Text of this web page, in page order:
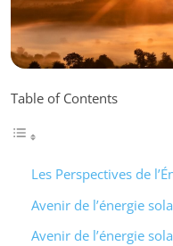
Table of Contents
Les Perspectives de
Avenir de l’énergie
Avenir de l’énergie